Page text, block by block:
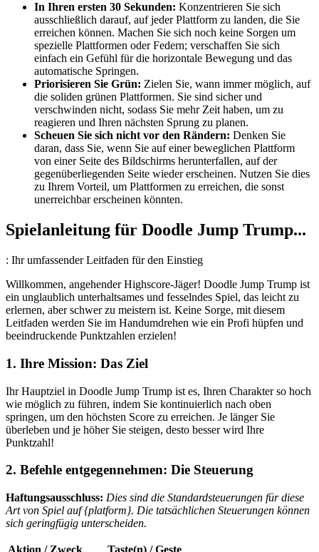
In Ihren ersten 30 Sekunden: Konzentrieren Sie sich
ausschließlich darauf, auf jeder Plattform zu landen, die Sie
erreichen können. Machen Sie sich noch keine Sorgen um
spezielle Plattformen oder Federn; verschaffen Sie sich
einfach ein Gefühl für die horizontale Bewegung und das
automatische Springen.
Priorisieren Sie Grün: Zielen Sie, wann immer möglich, auf
die soliden grünen Plattformen. Sie sind sicher und
verschwinden nicht, sodass Sie mehr Zeit haben, um zu
reagieren und Ihren nächsten Sprung zu planen.
Scheuen Sie sich nicht vor den Rändern: Denken Sie
daran, dass Sie, wenn Sie auf einer beweglichen Plattform
von einer Seite des Bildschirms herunterfallen, auf der
gegenüberliegenden Seite wieder erscheinen. Nutzen Sie dies
zu Ihrem Vorteil, um Plattformen zu erreichen, die sonst
unerreichbar erscheinen könnten.
Spielanleitung für Doodle Jump Trump...
: Ihr umfassender Leitfaden für den Einstieg
Willkommen, angehender Highscore-Jäger! Doodle Jump Trump ist
ein unglaublich unterhaltsames und fesselndes Spiel, das leicht zu
erlernen, aber schwer zu meistern ist. Keine Sorge, mit diesem
Leitfaden werden Sie im Handumdrehen wie ein Profi hüpfen und
beeindruckende Punktzahlen erzielen!
1. Ihre Mission: Das Ziel
Ihr Hauptziel in Doodle Jump Trump ist es, Ihren Charakter so hoch
wie möglich zu führen, indem Sie kontinuierlich nach oben
springen, um den höchsten Score zu erreichen. Je länger Sie
überleben und je höher Sie steigen, desto besser wird Ihre
Punktzahl!
2. Befehle entgegennehmen: Die Steuerung
Haftungsausschluss: Dies sind die Standardsteuerungen für diese
Art von Spiel auf {platform}. Die tatsächlichen Steuerungen können
sich geringfügig unterscheiden.
Aktion / Zweck Taste(n) / Geste